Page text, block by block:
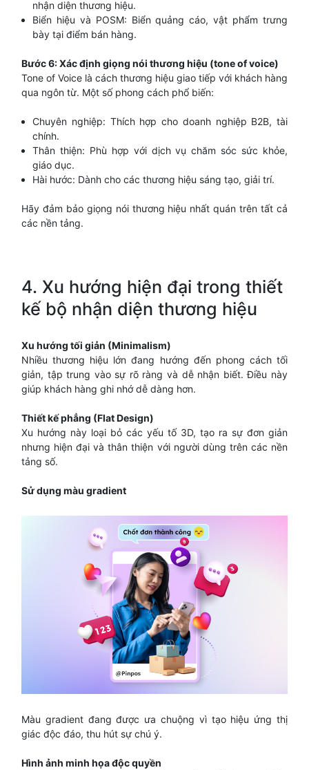
nhận diện thương hiệu.
Biển hiệu và POSM: Biển quảng cáo, vật phẩm trưng
bày tại điểm bán hàng.
Bước 6: Xác định giọng nói thương hiệu (tone of voice)
Tone of Voice là cách thương hiệu giao tiếp với khách hàng
qua ngôn từ. Một số phong cách phổ biến:
Chuyên nghiệp: Thích hợp cho doanh nghiệp B2B, tài
chính.
Thân thiện: Phù hợp với dịch vụ chăm sóc sức khỏe,
giáo dục.
Hài hước: Dành cho các thương hiệu sáng tạo, giải trí.
Hãy đảm bảo giọng nói thương hiệu nhất quán trên tất cả
các nền tảng.
4. Xu hướng hiện đại trong thiết
kế bộ nhận diện thương hiệu
Xu hướng tối giản (Minimalism)
Nhiều thương hiệu lớn đang hướng đến phong cách tối
giản, tập trung vào sự rõ ràng và dễ nhận biết. Điều này
giúp khách hàng ghi nhớ dễ dàng hơn.
Thiết kế phẳng (Flat Design)
Xu hướng này loại bỏ các yếu tố 3D, tạo ra sự đơn giản
nhưng hiện đại và thân thiện với người dùng trên các nền
tảng số.
Sử dụng màu gradient
Màu gradient đang được ưa chuộng vì tạo hiệu ứng thị
giác độc đáo, thu hút sự chú ý.
Hình ảnh minh họa độc quyền